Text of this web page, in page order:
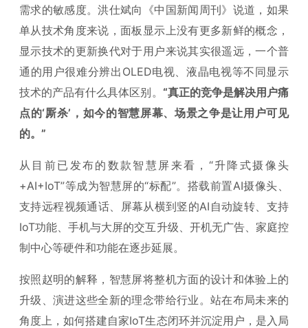
需求的敏感度。洪仕斌向《中国新闻周刊》说道，如果
单从技术角度来说，面板显示上没有更多新鲜的概念，
显示技术的更新换代对于用户来说其实很遥远，一个普
通的用户很难分辨出OLED电视、液晶电视等不同显示
技术的产品有什么具体区别。 “真正的竞争是解决用户痛
点的‘厮杀’，如今的智慧屏幕、场景之争是让用户可见
的。”
从目前已发布的数款智慧屏来看，“升降式摄像头
+AI+IoT”等成为智慧屏的“标配”。搭载前置AI摄像头、
支持远程视频通话、屏幕从横到竖的AI自动旋转、支持
IoT功能、手机与大屏的交互升级、开机无广告、家庭控
制中心等硬件和功能在逐步延展。
按照赵明的解释，智慧屏将整机方面的设计和体验上的
升级、演进这些全新的理念带给行业。站在布局未来的
角度上，如何搭建自家IoT生态闭环并沉淀用户，是入局